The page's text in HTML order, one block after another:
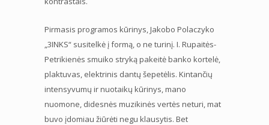
Pirmasis programos kūrinys, Jakobo Polaczyko
„3INKS“ susitelkė į formą, o ne turinį. I. Rupaitės-
Petrikienės smuiko stryką pakeitė banko kortelė,
plaktuvas, elektrinis dantų šepetėlis. Kintančių
intensyvumų ir nuotaikų kūrinys, mano
nuomone, didesnės muzikinės vertės neturi, mat
buvo įdomiau žiūrėti negu klausytis. Bet